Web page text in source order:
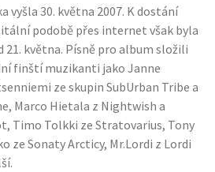
vyšla 30. května 2007. K dostání
podobě přes internet však byla
21. května. Písně pro album složili
finští muzikanti jako Janne
ze skupin SubUrban Tribe a
Marco Hietala z Nightwish a
Timo Tolkki ze Stratovarius, Tony
ze Sonaty Arcticy, Mr.Lordi z Lordi